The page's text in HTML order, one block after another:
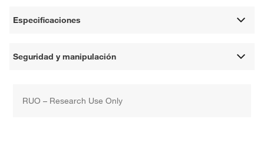
Especificaciones
Seguridad y manipulación
RUO – Research Use Only